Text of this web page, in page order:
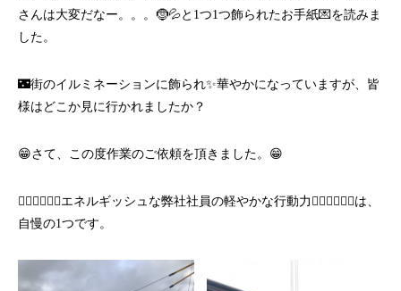
さんは大変だなー。。。🤶💦と1つ1つ飾られたお手紙💌を読みま
した。
🌃街のイルミネーションに飾られ✨華やかになっていますが、皆
様はどこか見に行かれましたか？
😁さて、この度作業のご依頼を頂きました。😁
🤸‍♂️🤸‍♂️🤸‍♂️エネルギッシュな弊社社員の軽やかな行動力🤸‍♂️🤸‍♂️🤸‍♂️は、
自慢の1つです。